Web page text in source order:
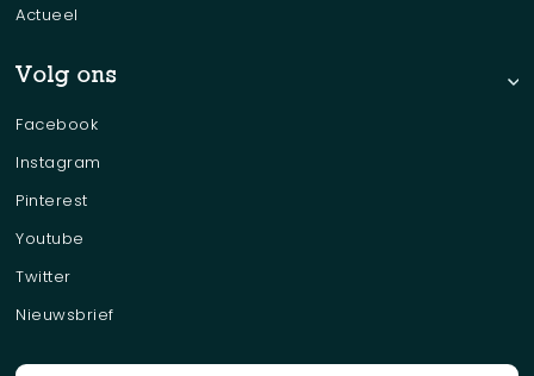
Actueel
Volg ons
Facebook
Instagram
Pinterest
Youtube
Twitter
Nieuwsbrief